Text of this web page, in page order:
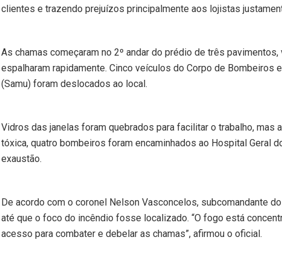
clientes e trazendo prejuízos principalmente aos lojistas
As chamas começaram no 2º andar do prédio de três
espalharam rapidamente. Cinco veículos do Corpo de
(Samu) foram deslocados ao local.
Vidros das janelas foram quebrados para facilitar o trabalho, mas
tóxica, quatro bombeiros foram encaminhados ao Hospital
exaustão.
De acordo com o coronel Nelson Vasconcelos, subcomandante
até que o foco do incêndio fosse localizado. “O fogo está
acesso para combater e debelar as chamas”, afirmou o oficial.